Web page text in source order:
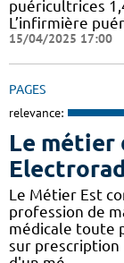
puéricultrices
L’infirmière
15/04/2025 17:00
PAGES
relevance:
Le métier
Le Métier Est
profession de
médicale toute
sur prescription